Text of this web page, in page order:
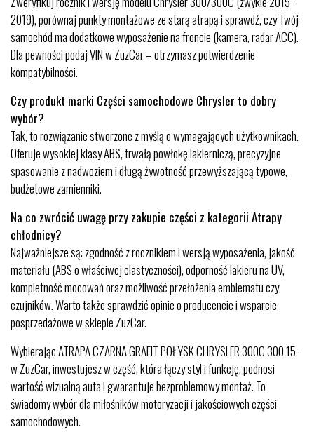
2019), porównaj punkty montażowe ze starą atrapą i sprawdź, czy Twój
samochód ma dodatkowe wyposażenie na froncie (kamera, radar ACC).
Dla pewności podaj VIN w ZuzCar – otrzymasz potwierdzenie
kompatybilności.
Czy produkt marki Części samochodowe Chrysler to dobry
wybór?
Tak, to rozwiązanie stworzone z myślą o wymagających użytkownikach.
Oferuje wysokiej klasy ABS, trwałą powłokę lakierniczą, precyzyjne
spasowanie z nadwoziem i długą żywotność przewyższającą typowe,
budżetowe zamienniki.
Na co zwrócić uwagę przy zakupie części z kategorii Atrapy
chłodnicy?
Najważniejsze są: zgodność z rocznikiem i wersją wyposażenia, jakość
materiału (ABS o właściwej elastyczności), odporność lakieru na UV,
kompletność mocowań oraz możliwość przełożenia emblematu czy
czujników. Warto także sprawdzić opinie o producencie i wsparcie
posprzedażowe w sklepie ZuzCar.
Wybierając ATRAPA CZARNA GRAFIT POŁYSK CHRYSLER 300C 300 15-
w ZuzCar, inwestujesz w część, która łączy styl i funkcję, podnosi
wartość wizualną auta i gwarantuje bezproblemowy montaż. To
świadomy wybór dla miłośników motoryzacji i jakościowych części
samochodowych.